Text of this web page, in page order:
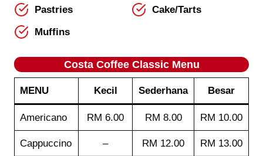
Pastries
Cake/Tarts
Muffins
Costa Coffee Classic Menu
MENU Kecil Sederhana Besar
Americano RM 6.00 RM 8.00 RM 10.00
Cappuccino – RM 12.00 RM 13.00